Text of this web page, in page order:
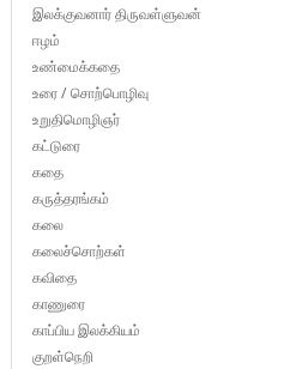
இலக்குவனார் திருவள்ளுவன்
ஈழம்
உண்மைக்கதை
உரை / சொற்பொழிவு
உறுதிமொழிஞர்
கட்டுரை
கதை
கருத்தரங்கம்
கலை
கலைச்சொற்கள்
கவிதை
காணுரை
காப்பிய இலக்கியம்
குறள்நெறி